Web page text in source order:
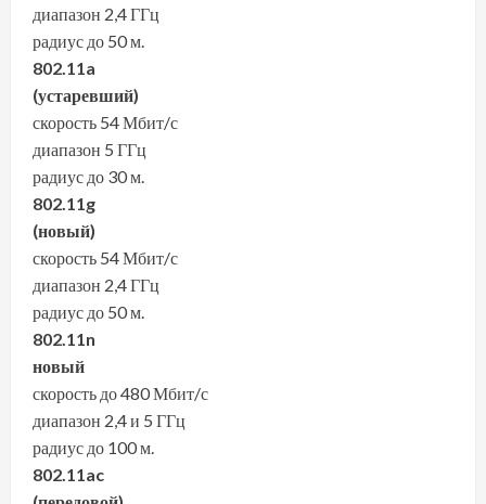
диапазон 2,4 ГГц
радиус до 50 м.
802.11a
(устаревший)
скорость 54 Мбит/с
диапазон 5 ГГц
радиус до 30 м.
802.11g
(новый)
скорость 54 Мбит/с
диапазон 2,4 ГГц
радиус до 50 м.
802.11n
новый
скорость до 480 Мбит/с
диапазон 2,4 и 5 ГГц
радиус до 100 м.
802.11ac